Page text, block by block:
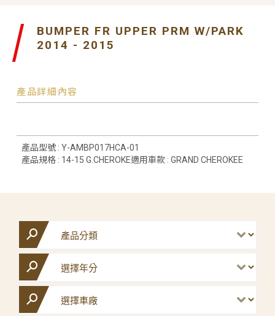
BUMPER FR UPPER PRM W/PARK
2014 - 2015
產品詳細內容
產品型號 : Y-AMBP017HCA-01
產品規格 : 14-15 G.CHEROKE適用車款 : GRAND CHEROKEE